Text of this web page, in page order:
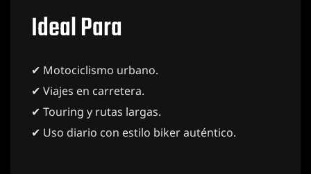
Ideal Para
✔ Motociclismo urbano.
✔ Viajes en carretera.
✔ Touring y rutas largas.
✔ Uso diario con estilo biker auténtico.